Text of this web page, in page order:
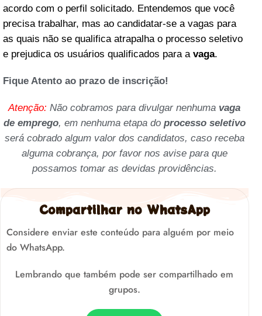
acordo com o perfil solicitado. Entendemos que você
precisa trabalhar, mas ao candidatar-se a vagas para
as quais não se qualifica atrapalha o processo seletivo
e prejudica os usuários qualificados para a vaga.
Fique Atento ao prazo de inscrição!
Atenção: Não cobramos para divulgar nenhuma vaga
de emprego, em nenhuma etapa do processo seletivo
será cobrado algum valor dos candidatos, caso receba
alguma cobrança, por favor nos avise para que
possamos tomar as devidas providências.
Compartilhar no WhatsApp
Considere enviar este conteúdo para alguém por meio
do WhatsApp.
Lembrando que também pode ser compartilhado em
grupos.